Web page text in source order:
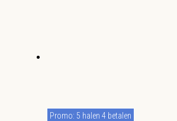
Promo: 5 halen 4 betalen